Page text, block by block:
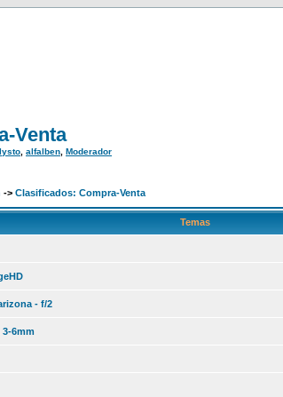
Venta
alfalben Moderador
-> Clasificados: Compra-Venta
Temas
- f/2
6mm